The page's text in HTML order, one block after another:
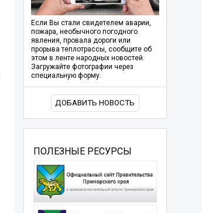
Если Вы стали свидетелем аварии,
пожара, необычного погодного
явления, провала дороги или
прорыва теплотрассы, сообщите об
этом в ленте народных новостей.
Загружайте фотографии через
специальную форму.
ДОБАВИТЬ НОВОСТЬ
ПОЛЕЗНЫЕ РЕСУРСЫ